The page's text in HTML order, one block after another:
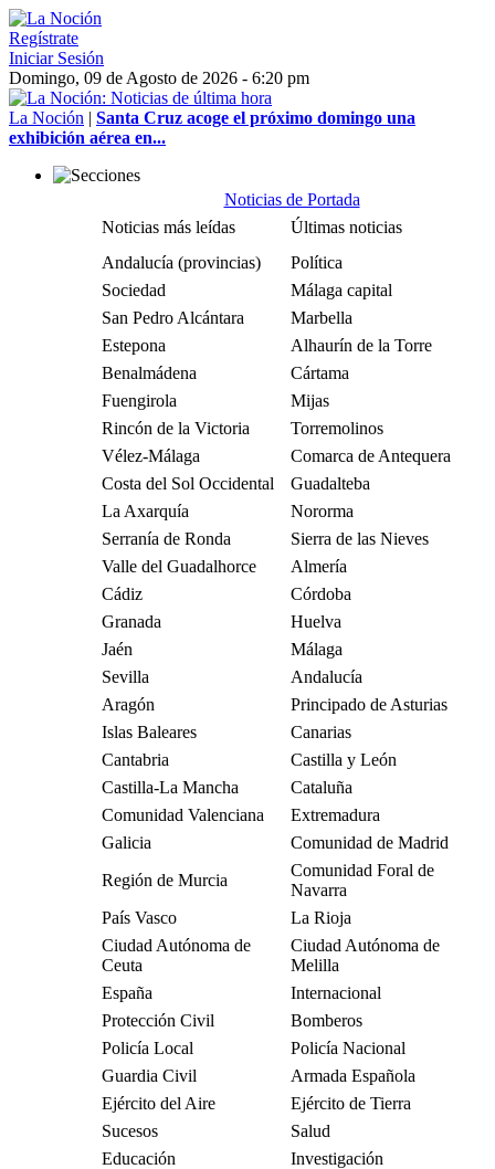
Regístrate
Iniciar Sesión
Domingo, 09 de Agosto de 2026 - 6:20 pm
La Noción | Santa Cruz acoge el próximo domingo una
exhibición aérea en...
Noticias de Portada
Noticias más leídas
Últimas noticias
Andalucía (provincias)
Política
Sociedad
Málaga capital
San Pedro Alcántara
Marbella
Estepona
Alhaurín de la Torre
Benalmádena
Cártama
Fuengirola
Mijas
Rincón de la Victoria
Torremolinos
Vélez-Málaga
Comarca de Antequera
Costa del Sol Occidental
Guadalteba
La Axarquía
Nororma
Serranía de Ronda
Sierra de las Nieves
Valle del Guadalhorce
Almería
Cádiz
Córdoba
Granada
Huelva
Jaén
Málaga
Sevilla
Andalucía
Aragón
Principado de Asturias
Islas Baleares
Canarias
Cantabria
Castilla y León
Castilla-La Mancha
Cataluña
Comunidad Valenciana
Extremadura
Galicia
Comunidad de Madrid
Región de Murcia
Comunidad Foral de
Navarra
País Vasco
La Rioja
Ciudad Autónoma de
Ceuta
Ciudad Autónoma de
Melilla
España
Internacional
Protección Civil
Bomberos
Policía Local
Policía Nacional
Guardia Civil
Armada Española
Ejército del Aire
Ejército de Tierra
Sucesos
Salud
Educación
Investigación